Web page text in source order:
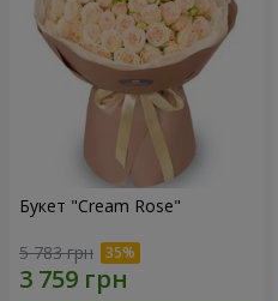
Букет "Cream Rose"
5 783 грн